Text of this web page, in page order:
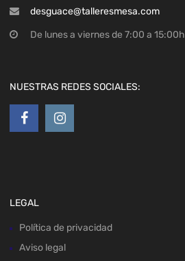
desguace@talleresmesa.com
De lunes a viernes de 7:00 a 15:00h
NUESTRAS REDES SOCIALES:
LEGAL
Política de privacidad
Aviso legal